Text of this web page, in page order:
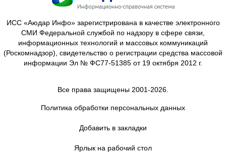
ИСС «Аюдар Инфо» зарегистрирована в качестве электронного
СМИ Федеральной службой по надзору в сфере связи,
информационных технологий и массовых коммуникаций
(Роскомнадзор), свидетельство о регистрации средства массовой
информации Эл № ФС77-51385 от 19 октября 2012 г.
Все права защищены 2001-2026.
Политика обработки персональных данных
Добавить в закладки
Ярлык на рабочий стол